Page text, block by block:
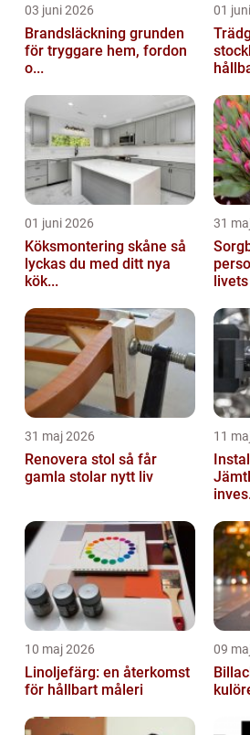
03 juni 2026
Brandsläckning grunden
för tryggare hem, fordon
o...
01
stockholm
01 juni 2026
Köksmontering skåne så
lyckas du med ditt nya
kök...
31
livets
31 maj 2026
Renovera stol så får
gamla stolar nytt liv
11
10 maj 2026
Linoljefärg: en återkomst
för hållbart måleri
09